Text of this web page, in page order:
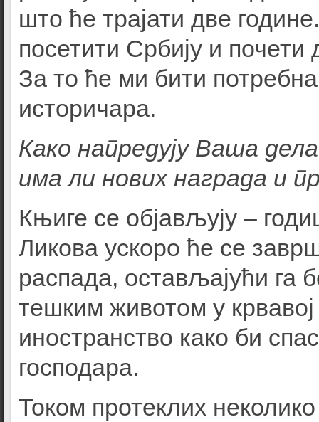
што ће трајати две
посетити Србију и
За то ће ми бити
историчара.
Како напредују Ваша
има ли нових награда и
Књиге се објављују –
Ликова ускоро ће се
распада, остављајући га
тешким животом у
иностранство како би
господара.
Током протеклих